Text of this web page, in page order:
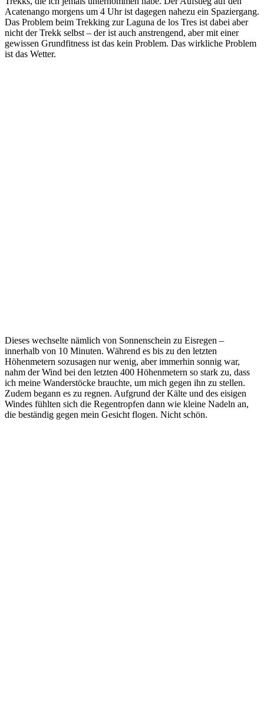
Acatenango morgens um 4 Uhr ist dagegen nahezu ein Spaziergang.
Das Problem beim Trekking zur Laguna de los Tres ist dabei aber
nicht der Trekk selbst – der ist auch anstrengend, aber mit einer
gewissen Grundfitness ist das kein Problem. Das wirkliche Problem
ist das Wetter.
Dieses wechselte nämlich von Sonnenschein zu Eisregen –
innerhalb von 10 Minuten. Während es bis zu den letzten
Höhenmetern sozusagen nur wenig, aber immerhin sonnig war,
nahm der Wind bei den letzten 400 Höhenmetern so stark zu, dass
ich meine Wanderstöcke brauchte, um mich gegen ihn zu stellen.
Zudem begann es zu regnen. Aufgrund der Kälte und des eisigen
Windes fühlten sich die Regentropfen dann wie kleine Nadeln an,
die beständig gegen mein Gesicht flogen. Nicht schön.